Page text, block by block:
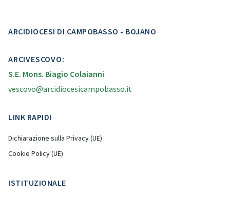
ARCIDIOCESI DI CAMPOBASSO - BOJANO
ARCIVESCOVO:
S.E. Mons. Biagio Colaianni
vescovo@arcidiocesicampobasso.it
LINK RAPIDI
Dichiarazione sulla Privacy (UE)
Cookie Policy (UE)
ISTITUZIONALE